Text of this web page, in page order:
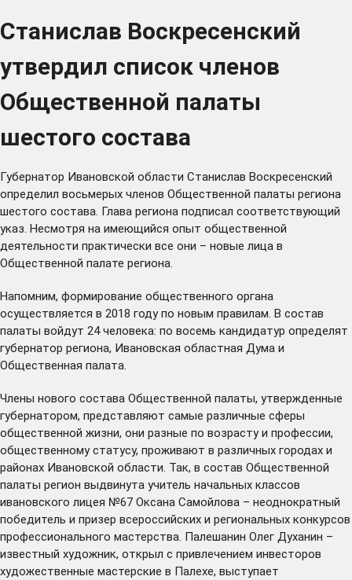
Станислав Воскресенский
утвердил список членов
Общественной палаты
шестого состава
Губернатор Ивановской области Станислав Воскресенский
определил восьмерых членов Общественной палаты региона
шестого состава. Глава региона подписал соответствующий
указ. Несмотря на имеющийся опыт общественной
деятельности практически все они – новые лица в
Общественной палате региона.
Напомним, формирование общественного органа
осуществляется в 2018 году по новым правилам. В состав
палаты войдут 24 человека: по восемь кандидатур определят
губернатор региона, Ивановская областная Дума и
Общественная палата.
Члены нового состава Общественной палаты, утвержденные
губернатором, представляют самые различные сферы
общественной жизни, они разные по возрасту и профессии,
общественному статусу, проживают в различных городах и
районах Ивановской области. Так, в состав Общественной
палаты регион выдвинута учитель начальных классов
ивановского лицея №67 Оксана Самойлова – неоднократный
победитель и призер всероссийских и региональных конкурсов
профессионального мастерства. Палешанин Олег Духанин –
известный художник, открыл с привлечением инвесторов
художественные мастерские в Палехе, выступает